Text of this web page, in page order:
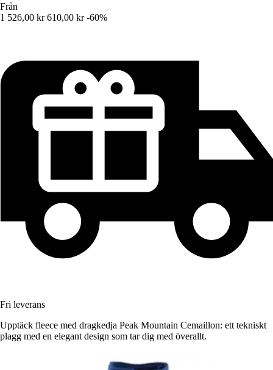
Från
1 526,00 kr 610,00 kr -60%
Fri leverans
Upptäck fleece med dragkedja Peak Mountain Cemaillon: ett tekniskt
plagg med en elegant design som tar dig med överallt.